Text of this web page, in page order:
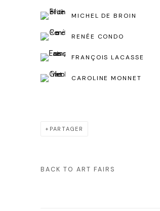
MICHEL DE BROIN
RENÉE CONDO
FRANÇOIS LACASSE
CAROLINE MONNET
PARTAGER
BACK TO ART FAIRS